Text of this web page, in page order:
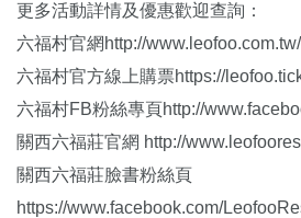
更多活動詳情及優惠歡迎查詢：
六福村官網http://
六福村官方線上購票https://
六福村FB粉絲專頁http://
關西六福莊官網 http://
關西六福莊臉書粉絲頁
https://www.facebook.com/